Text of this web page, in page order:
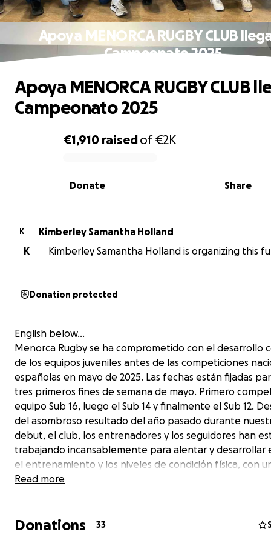
Apoya MENORCA RUGBY CLUB
Campeonato 2025
0% complete
€1,910 raisedof€2K
Share
Donate
Apoya MENORCA RUGBY CLUB
Campeonato 2025
K
Kimberley Samantha Holland
K
Kimberley Samantha Holland is organizing this
Donation protected
English below…
Menorca Rugby se ha comprometido con el desarrollo
de los equipos juveniles antes de las competiciones
españolas en mayo de 2025. Las fechas están fijadas
tres primeros fines de semana de mayo. Primero
equipo Sub 16, luego el Sub 14 y finalmente el Sub 12.
del asombroso resultado del año pasado durante
debut, el club, los entrenadores y los seguidores han
trabajando incansablemente para alentar y desarrollar
el entrenamiento y los niveles de condición física, con
general para todos los jugadores. Este año tenemos el
entrenando en un campo anfitrión durante todo el
Read more
Donations 33